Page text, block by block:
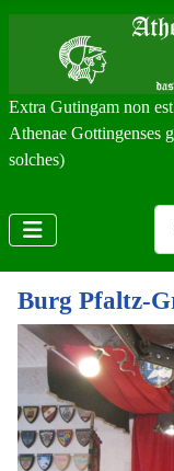
Extra Gutingam non
Athenae Gottingenses
solches)
Burg Pfaltz-